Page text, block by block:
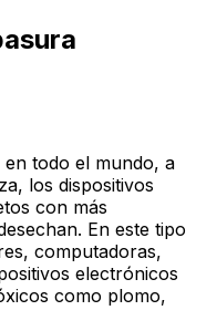
todo el mundo, a
los dispositivos
con más
En este tipo
computadoras,
electrónicos
como plomo,